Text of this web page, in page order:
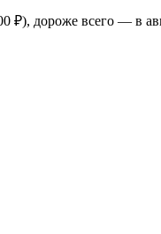
₽), дороже всего — в